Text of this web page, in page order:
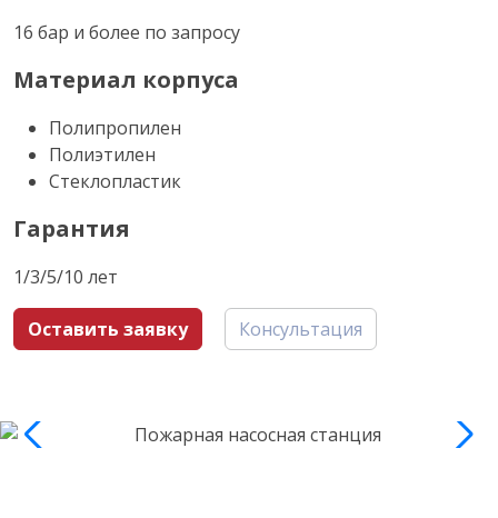
16 бар и более по запросу
Материал корпуса
Полипропилен
Полиэтилен
Стеклопластик
Гарантия
1/3/5/10 лет
Оставить заявку Консультация